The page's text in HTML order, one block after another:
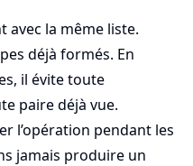
avec la même liste.
déjà formés. En
il évite toute
paire déjà vue.
l’opération pendant les
jamais produire un